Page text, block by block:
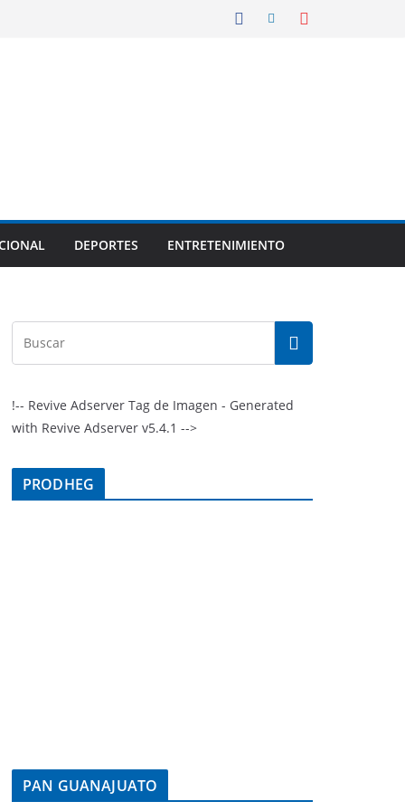
DEPORTES ENTRETENIMIENTO
!-- Revive Adserver Tag de Imagen - Generated
with Revive Adserver v5.4.1 -->
PRODHEG
PAN GUANAJUATO